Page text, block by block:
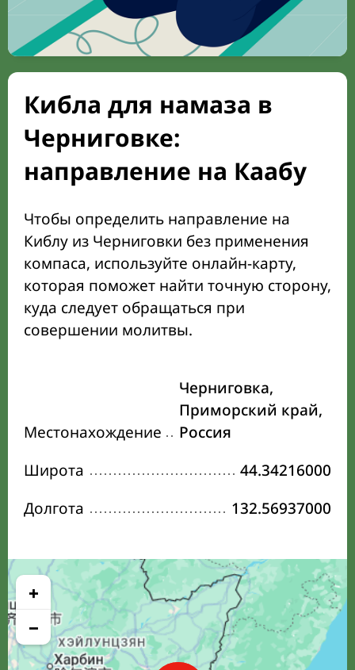
Кибла для намаза в
Черниговке:
направление на Каабу
Чтобы определить направление на
Киблу из Черниговки без применения
компаса, используйте онлайн-карту,
которая поможет найти точную сторону,
куда следует обращаться при
совершении молитвы.
Местонахождение
Черниговка,
Приморский край,
Россия
Широта
44.34216000
Долгота
132.56937000
+
−